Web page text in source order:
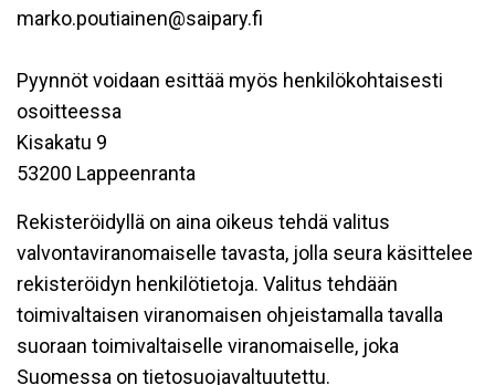
marko.poutiainen@saipary.fi
Pyynnöt voidaan esittää myös henkilökohtaisesti
osoitteessa
Kisakatu 9
53200 Lappeenranta
Rekisteröidyllä on aina oikeus tehdä valitus
valvontaviranomaiselle tavasta, jolla seura käsittelee
rekisteröidyn henkilötietoja. Valitus tehdään
toimivaltaisen viranomaisen ohjeistamalla tavalla
suoraan toimivaltaiselle viranomaiselle, joka
Suomessa on tietosuojavaltuutettu.